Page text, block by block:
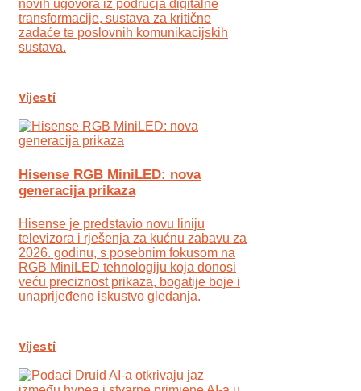
novih ugovora iz područja digitalne
transformacije, sustava za kritične
zadaće te poslovnih komunikacijskih
sustava.
Vijesti
Hisense RGB MiniLED: nova
generacija prikaza
Hisense je predstavio novu liniju
televizora i rješenja za kućnu zabavu za
2026. godinu, s posebnim fokusom na
RGB MiniLED tehnologiju koja donosi
veću preciznost prikaza, bogatije boje i
unaprijeđeno iskustvo gledanja.
Vijesti